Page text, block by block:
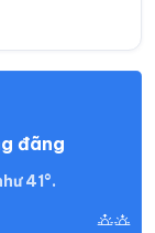
đãng
41°.